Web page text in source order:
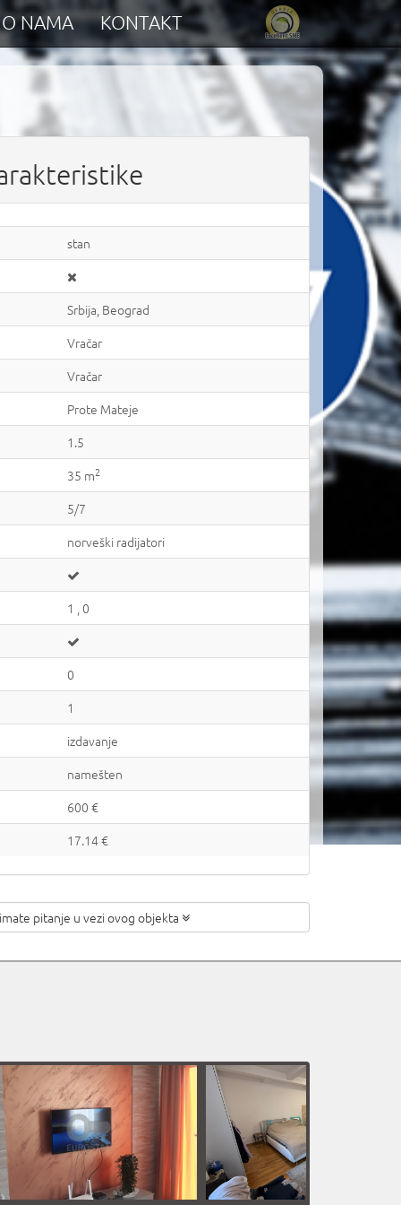
O NAMA KONTAKT
stan
Srbija, Beograd
Vračar
Vračar
Prote Mateje
1.5
35 m2
5/7
norveški radijatori
1 , 0
0
1
izdavanje
namešten
600 €
17.14 €
pitanje u vezi ovog objekta